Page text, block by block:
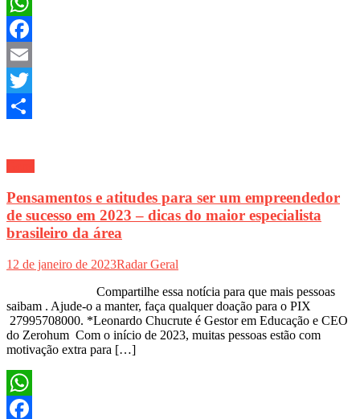
WhatsApp
Facebook
Email
Twitter
Pensamentos e atitudes para ser um empreendedor
de sucesso em 2023 – dicas do maior especialista
brasileiro da área
12 de janeiro de 2023Radar Geral
Compartilhe essa notícia para que mais pessoas
saibam . Ajude-o a manter, faça qualquer doação para o PIX
27995708000. *Leonardo Chucrute é Gestor em Educação e CEO
do Zerohum Com o início de 2023, muitas pessoas estão com
motivação extra para […]
WhatsApp